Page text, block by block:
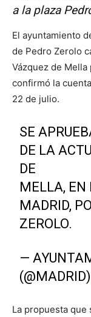
a la plaza
El ayuntamiento
de Pedro Zerolo
Vázquez de
confirmó la
22 de julio.
SE
DE LA
DE
MELLA, EN
MADRID,
ZEROLO.
—
(@MADRID)
La propuesta que